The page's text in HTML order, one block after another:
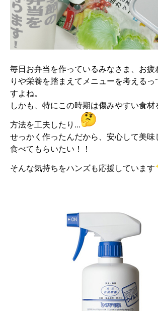
毎日お弁当を作っているみなさま、お疲
りや栄養を踏まえてメニューを考える
すよね。
しかも、 特にこの時期は傷みやすい食材
方法を工夫したり...
せっかく作ったんだから、安心して美味
食べてもらいたい！！
そんな気持ちをハンズも応援しています